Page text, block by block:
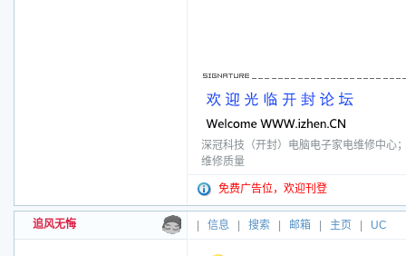
深冠科技（开封）电脑电子家电维修中心
维修质量
免费广告位，欢迎刊登
追风无悔 信息 搜索 邮箱 主页 UC